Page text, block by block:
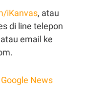
iKanvas, atau
di line telepon
email ke
Google News